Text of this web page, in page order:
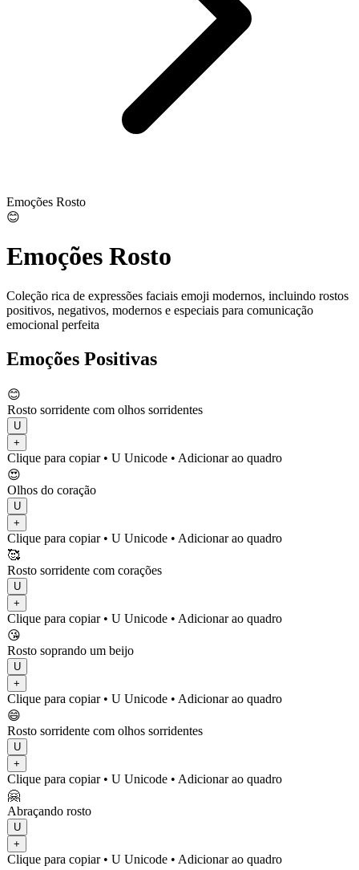
Emoções Rosto
😊
Emoções Rosto
Coleção rica de expressões faciais emoji modernos, incluindo rostos
positivos, negativos, modernos e especiais para comunicação
emocional perfeita
Emoções Positivas
😊
Rosto sorridente com olhos sorridentes
U
+
Clique para copiar• U Unicode • Adicionar ao quadro
😍
Olhos do coração
U
+
Clique para copiar• U Unicode • Adicionar ao quadro
🥰
Rosto sorridente com corações
U
+
Clique para copiar• U Unicode • Adicionar ao quadro
😘
Rosto soprando um beijo
U
+
Clique para copiar• U Unicode • Adicionar ao quadro
😄
Rosto sorridente com olhos sorridentes
U
+
Clique para copiar• U Unicode • Adicionar ao quadro
🤗
Abraçando rosto
U
+
Clique para copiar• U Unicode • Adicionar ao quadro